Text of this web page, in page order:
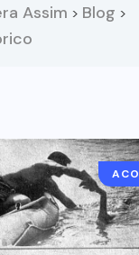
Assim > Blog >